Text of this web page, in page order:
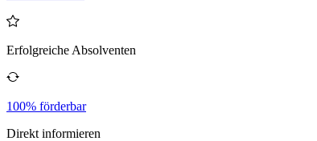
Erfolgreiche Absolventen
100% förderbar
Direkt informieren